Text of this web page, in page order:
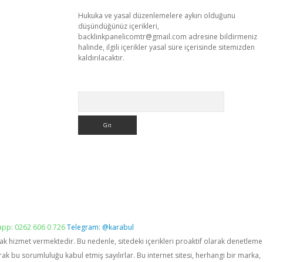
Hukuka ve yasal düzenlemelere aykırı olduğunu
düşündüğünüz içerikleri,
backlinkpanelicomtr@gmail.com adresine bildirmeniz
halinde, ilgili içerikler yasal süre içerisinde sitemizden
kaldırılacaktır.
0262 606 0 726Telegram: @karabul
hizmet vermektedir. Bu nedenle, sitedeki içerikleri proaktif olarak denetleme
bu sorumluluğu kabul etmiş sayılırlar. Bu internet sitesi, herhangi bir marka,